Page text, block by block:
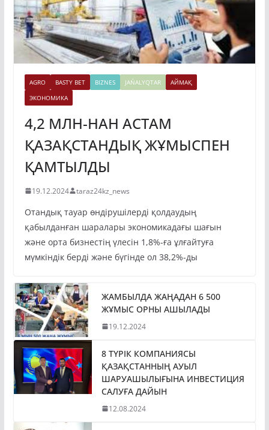
AGRO BASTY BET BIZNES JAŃALYQTAR
АЙМАҚ
ЭКОНОМИКА
4,2 МЛН-НАН АСТАМ
ҚАЗАҚСТАНДЫҚ ЖҰМЫСПЕН
ҚАМТЫЛДЫ
19.12.2024 taraz24kz_news
Отандық тауар өндірушілерді қолдаудың
қабылданған шаралары экономикадағы шағын
және орта бизнестің үлесін 1,8%-ға ұлғайтуға
мүмкіндік берді және бүгінде ол 38,2%-ды
ЖАМБЫЛДА ЖАҢАДАН 6 500
ЖҰМЫС ОРНЫ АШЫЛАДЫ
19.12.2024
8 ТҮРІК КОМПАНИЯСЫ
ҚАЗАҚСТАННЫҢ АУЫЛ
ШАРУАШЫЛЫҒЫНА ИНВЕСТИЦИЯ
САЛУҒА ДАЙЫН
12.08.2024